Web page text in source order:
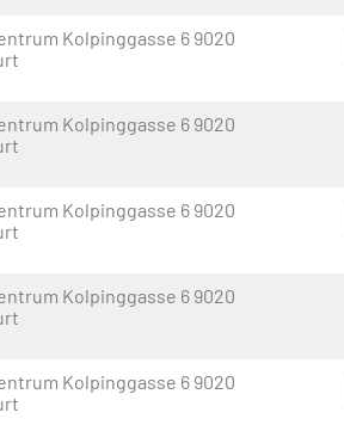
Kolpinggasse 6 9020
Kolpinggasse 6 9020
Kolpinggasse 6 9020
Kolpinggasse 6 9020
Kolpinggasse 6 9020